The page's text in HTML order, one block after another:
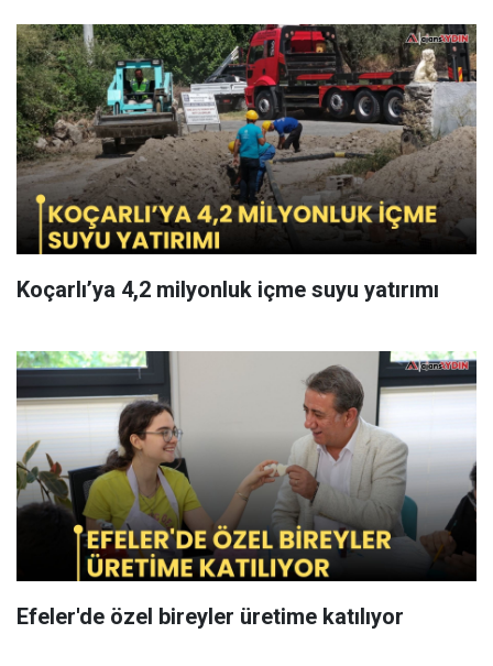
Koçarlı’ya 4,2 milyonluk içme suyu yatırımı
Efeler'de özel bireyler üretime katılıyor